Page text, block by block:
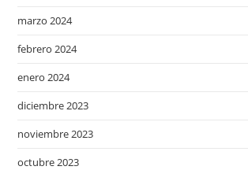
marzo 2024
febrero 2024
enero 2024
diciembre 2023
noviembre 2023
octubre 2023